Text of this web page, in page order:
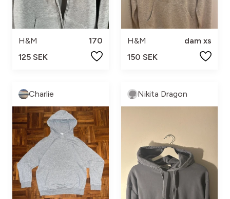
H&M
170
125 SEK
H&M
dam xs
150 SEK
Charlie Nikita Dragon